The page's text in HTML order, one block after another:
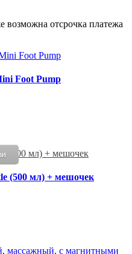
возможна отсрочка платежа
Foot Pump
(500 мл) + мешочек